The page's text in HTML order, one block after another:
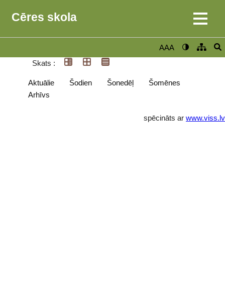
Cēres skola
AAA
Skats :
Aktuālie Šodien Šonedēļ
Šomēnes
Arhīvs
spēcināts ar www.viss.lv